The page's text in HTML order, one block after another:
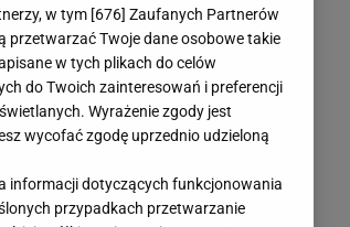
w tym [676] Zaufanych Partnerów
przetwarzać Twoje dane osobowe takie
w tych plikach do celów
do Twoich zainteresowań i preferencji
Wyrażenie zgody jest
wycofać zgodę uprzednio udzieloną
informacji dotyczących funkcjonowania
przypadkach przetwarzanie